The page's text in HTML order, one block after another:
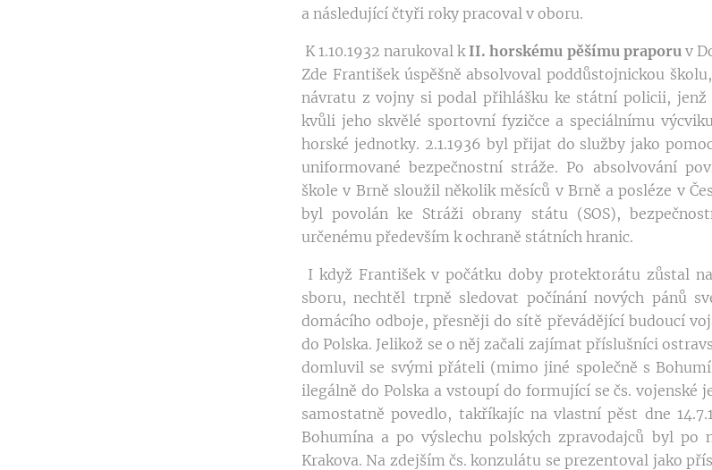
a následující čtyři roky pracoval v oboru.
K 1.10.1932 narukoval kII. horskému pěšímu praporu v
Zde František úspěšně absolvoval poddůstojnickou
návratu z vojny si podal přihlášku ke státní policii, jenž
kvůli jeho skvělé sportovní fyzičce a speciálnímu
horské jednotky. 2.1.1936 byl přijat do služby jako
uniformované bezpečnostní stráže. Po absolvování
škole v Brně sloužil několik měsíců v Brně a posléze v
byl povolán ke Stráži obrany státu (SOS),
určenému především k ochraně státních hranic.
I když František v počátku doby protektorátu zůstal
sboru, nechtěl trpně sledovat počínání nových pánů
domácího odboje, přesněji do sítě převádějící budoucí
do Polska. Jelikož se o něj začali zajímat příslušníci
domluvil se svými přáteli (mimo jiné společně s
ilegálně do Polska a vstoupí do formující se čs. vojenské
samostatně povedlo, takříkajíc na vlastní pěst dne
Bohumína a po výslechu polských zpravodajců byl po
Krakova. Na zdejším čs. konzulátu se prezentoval jako